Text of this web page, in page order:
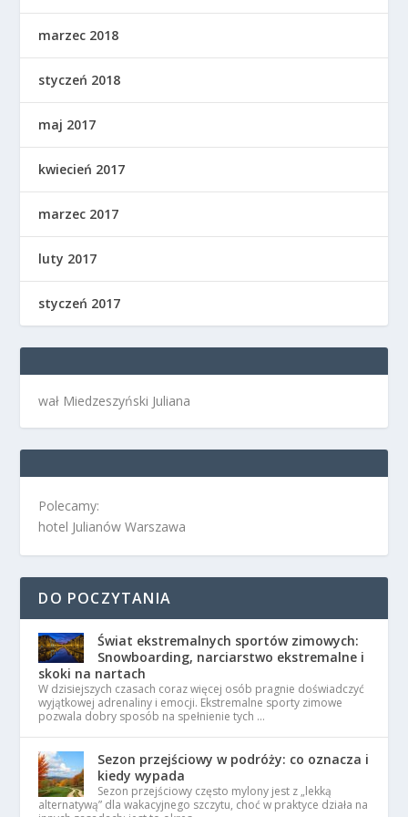
marzec 2018
styczeń 2018
maj 2017
kwiecień 2017
marzec 2017
luty 2017
styczeń 2017
wał Miedzeszyński Juliana
Polecamy:
hotel Julianów Warszawa
DO POCZYTANIA
Świat ekstremalnych sportów zimowych:
Snowboarding, narciarstwo ekstremalne i
skoki na nartach
W dzisiejszych czasach coraz więcej osób pragnie doświadczyć
wyjątkowej adrenaliny i emocji. Ekstremalne sporty zimowe
pozwala dobry sposób na spełnienie tych …
Sezon przejściowy w podróży: co oznacza i
kiedy wypada
Sezon przejściowy często mylony jest z „lekką
alternatywą” dla wakacyjnego szczytu, choć w praktyce działa na